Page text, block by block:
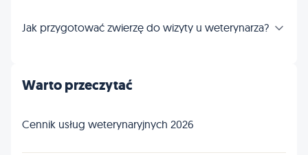
Jak przygotować zwierzę do wizyty u weterynarza?
Warto przeczytać
Cennik usług weterynaryjnych 2026